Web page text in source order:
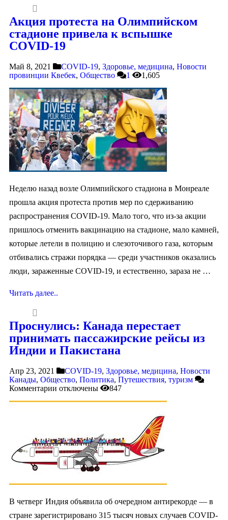
Акция протеста на Олимпийском
стадионе привела к вспышке
COVID-19
Май 8, 2021 COVID-19, Здоровье, медицина, Новости
провинции Квебек, Общество 1 1,605
Неделю назад возле Олимпийского стадиона в Монреале
прошла акция протеста против мер по сдерживанию
распространения COVID-19. Мало того, что из-за акции
пришлось отменить вакцинацию на стадионе, мало камней,
которые летели в полицию и слезоточивого газа, которым
отбивались стражи порядка — среди участников оказались
люди, зараженные COVID-19, и естественно, зараза не …
Читать далее..
Проснулись: Канада перестает
принимать пассажирские рейсы из
Индии и Пакистана
Апр 23, 2021 COVID-19, Здоровье, медицина, Новости
Канады, Общество, Политика, Путешествия, туризм
Комментарии отключены 847
В четверг Индия объявила об очередном антирекорде — в
стране зарегистрировано 315 тысяч новых случаев COVID-